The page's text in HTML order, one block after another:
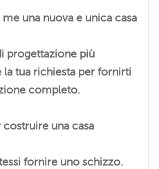
una nuova e unica casa
progettazione più
tua richiesta per fornirti
completo.
una casa
fornire uno schizzo.